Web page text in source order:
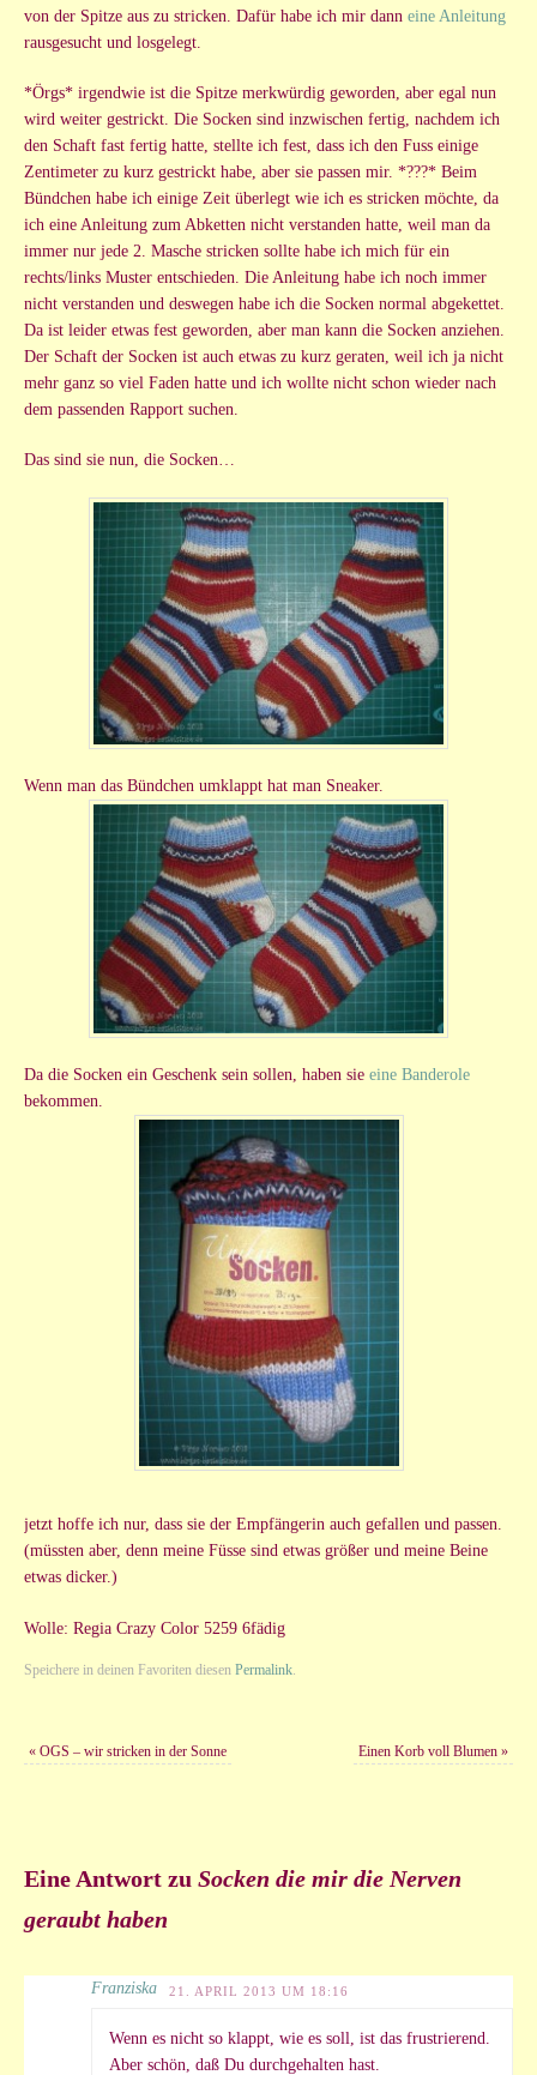
von der Spitze aus zu stricken. Dafür habe ich mir danneine Anleitung
rausgesucht und losgelegt.
*Örgs* irgendwie ist die Spitze merkwürdig geworden, aber egal nun
wird weiter gestrickt. Die Socken sind inzwischen fertig, nachdem ich
den Schaft fast fertig hatte, stellte ich fest, dass ich den Fuss einige
Zentimeter zu kurz gestrickt habe, aber sie passen mir. *???* Beim
Bündchen habe ich einige Zeit überlegt wie ich es stricken möchte, da
ich eine Anleitung zum Abketten nicht verstanden hatte, weil man da
immer nur jede 2. Masche stricken sollte habe ich mich für ein
rechts/links Muster entschieden. Die Anleitung habe ich noch immer
nicht verstanden und deswegen habe ich die Socken normal abgekettet.
Da ist leider etwas fest geworden, aber man kann die Socken anziehen.
Der Schaft der Socken ist auch etwas zu kurz geraten, weil ich ja nicht
mehr ganz so viel Faden hatte und ich wollte nicht schon wieder nach
dem passenden Rapport suchen.
Das sind sie nun, die Socken…
Wenn man das Bündchen umklappt hat man Sneaker.
Da die Socken ein Geschenk sein sollen, haben sieeine Banderole
bekommen.
jetzt hoffe ich nur, dass sie der Empfängerin auch gefallen und passen.
(müssten aber, denn meine Füsse sind etwas größer und meine Beine
etwas dicker.)
Wolle: Regia Crazy Color 5259 6fädig
Speichere in deinen Favoriten diesenPermalink.
« OGS – wir stricken in der Sonne Einen Korb voll Blumen »
Eine Antwort zuSocken die mir die Nerven
geraubt haben
Franziska 21. APRIL 2013 UM 18:16
Wenn es nicht so klappt, wie es soll, ist das frustrierend.
Aber schön, daß Du durchgehalten hast.